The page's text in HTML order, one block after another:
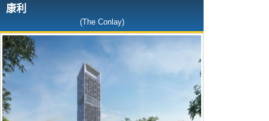
康利
(The Conlay)